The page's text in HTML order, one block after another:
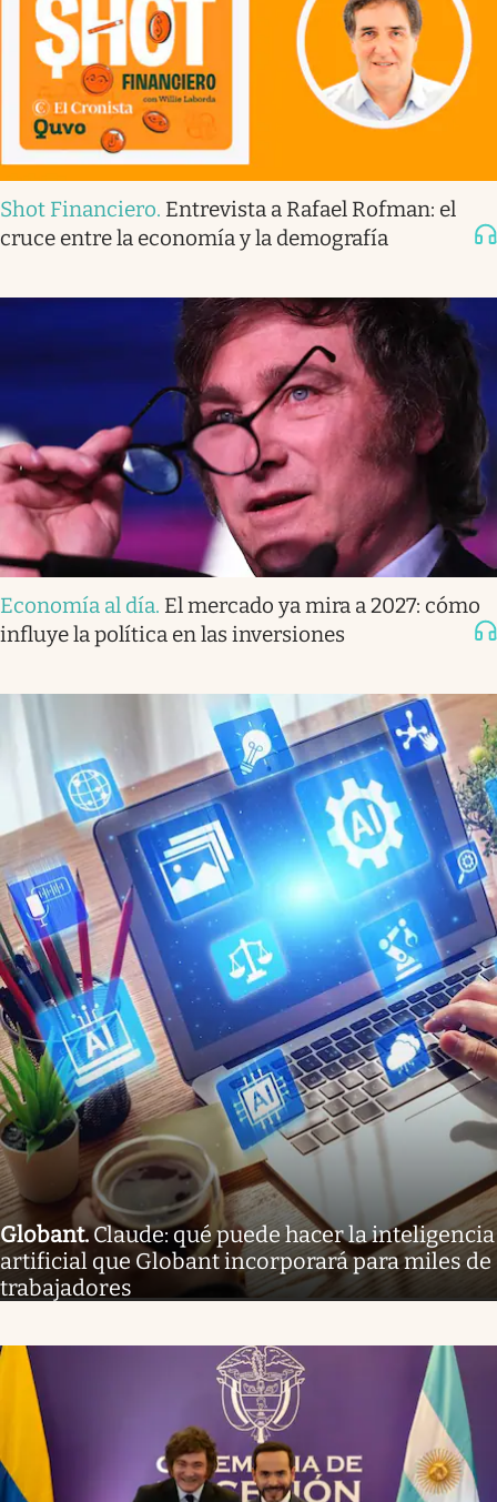
Shot Financiero. Entrevista a Rafael Rofman: el
cruce entre la economía y la demografía
Economía al día. El mercado ya mira a 2027: cómo
influye la política en las inversiones
Globant.Claude: qué puede hacer la inteligencia
artificial que Globant incorporará para miles de
trabajadores